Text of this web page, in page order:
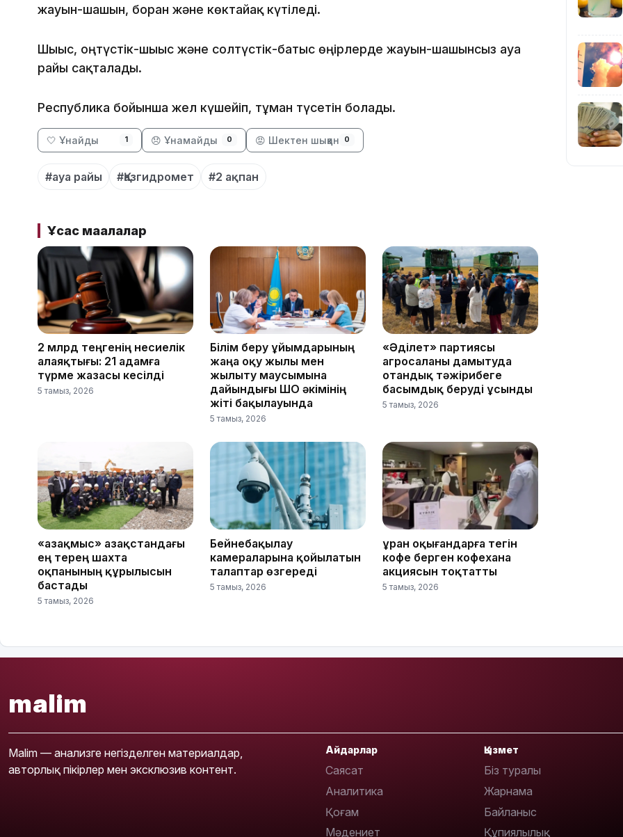
жауын-шашын, боран және көктайғақ күтіледі.
Шығыс, оңтүстік-шығыс және солтүстік-батыс өңірлерде жауын-шашынсыз ауа
райы сақталады.
Республика бойынша жел күшейіп, тұман түсетін болады.
🤍 Ұнайды 1 😞 Ұнамайды 0 😡 Шектен шыққан 0
#ауа райы #Қазгидромет #2 ақпан
Ұқсас мақалалар
2 млрд теңгенің несиелік
алаяқтығы: 21 адамға
түрме жазасы кесілді
5 тамыз, 2026
Білім беру ұйымдарының
жаңа оқу жылы мен
жылыту маусымына
дайындығы ШҚО әкімінің
жіті бақылауында
5 тамыз, 2026
«Әділет» партиясы
агросаланы дамытуда
отандық тәжірибеге
басымдық беруді ұсынды
5 тамыз, 2026
«Қазақмыс» Қазақстандағы
ең терең шахта
оқпанының құрылысын
бастады
5 тамыз, 2026
Бейнебақылау
камераларына қойылатын
талаптар өзгереді
5 тамыз, 2026
Құран оқығандарға тегін
кофе берген кофехана
акциясын тоқтатты
5 тамыз, 2026
22:54
malim
Malim — анализге негізделген материалдар,
авторлық пікірлер мен эксклюзив контент.
Айдарлар
Саясат
Аналитика
Қоғам
Мәдениет
Қызмет
Біз туралы
Жарнама
Байланыс
Құпиялылық